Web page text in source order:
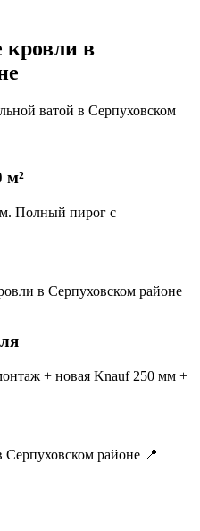
в
м²
Полный пирог с
+ новая Knauf 250 мм +
📍